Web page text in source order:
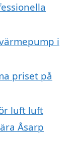
i
priset på
luft luft
Åsarp